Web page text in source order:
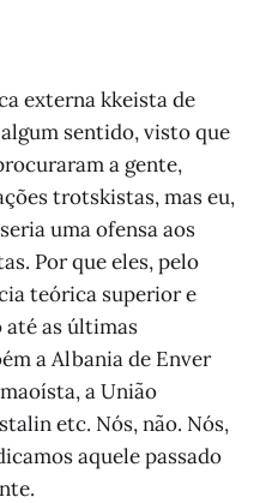
externa kkeista de
sentido, visto que
a gente,
trotskistas, mas eu,
uma ofensa aos
Por que eles, pelo
teórica superior e
as últimas
a Albania de Enver
a União
etc. Nós, não. Nós,
aquele passado